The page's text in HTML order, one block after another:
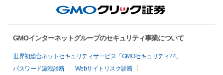
GMOインターネットグループのセキュリティ事業について
世界初総合ネットセキュリティサービス「GMOセキュリティ24」
パスワード漏洩診断
Webサイトリスク診断